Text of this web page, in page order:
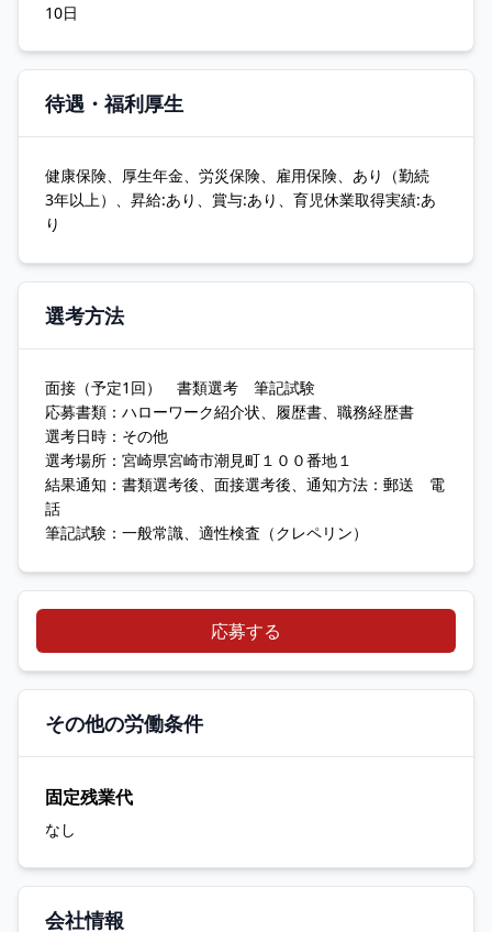
10日
待遇・福利厚生
健康保険、厚生年金、労災保険、雇用保険、あり（勤続
3年以上）、昇給:あり、賞与:あり、育児休業取得実績:あ
り
選考方法
面接（予定1回） 書類選考 筆記試験
応募書類：ハローワーク紹介状、履歴書、職務経歴書
選考日時：その他
選考場所：宮崎県宮崎市潮見町１００番地１
結果通知：書類選考後、面接選考後、通知方法：郵送 電
話
筆記試験：一般常識、適性検査（クレペリン）
応募する
その他の労働条件
固定残業代
なし
会社情報